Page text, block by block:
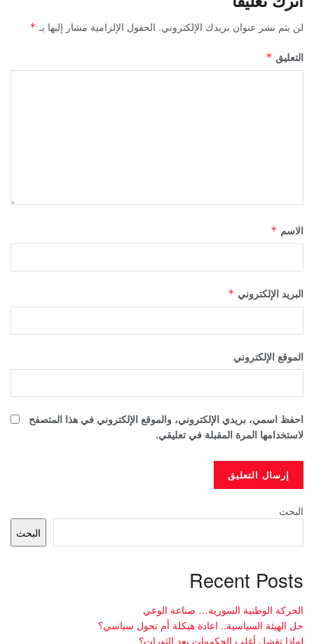
لن يتم نشر عنوان بريدك الإلكتروني. الحقول الإلزامية مشار إليها بـ*
التعليق *
الاسم *
البريد الإلكتروني *
الموقع الإلكتروني
احفظ اسمي، بريدي الإلكتروني، والموقع الإلكتروني في هذا المتصفح
لاستخدامها المرة المقبلة في تعليقي.
البحث
البحث
Recent Posts
الحركة الوطنية السورية… صناعة الوعي
حل الهيئة السياسية.. اعادة هيكلة أم تحول سياسي؟
لماذا تفشل أغلب الحكومات بعد الثورات؟